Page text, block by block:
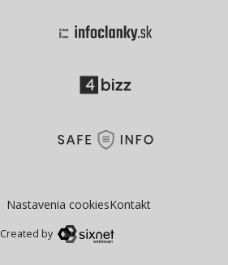
Nastavenia cookiesKontakt
Created by